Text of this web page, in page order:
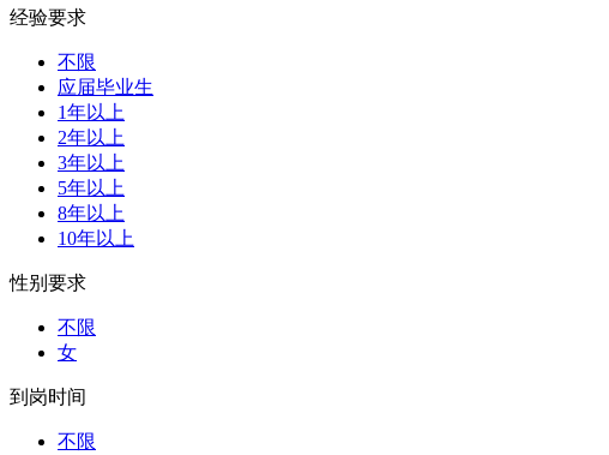
经验要求
不限
应届毕业生
1年以上
2年以上
3年以上
5年以上
8年以上
10年以上
性别要求
不限
女
到岗时间
不限